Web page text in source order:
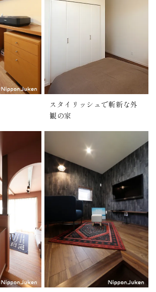
スタイリッシュで斬新な外
観の家